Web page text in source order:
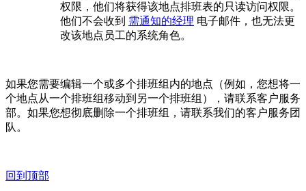
权限，他们将获得该地点排班表的只读访问权限。
他们不会收到 需通知的经理 电子邮件，也无法更
改该地点员工的系统角色。
如果您需要编辑一个或多个排班组内的地点（例如，您想将一
个地点从一个排班组移动到另一个排班组），请联系客户服务
部。如果您想彻底删除一个排班组，请联系我们的客户服务团
队。
回到顶部